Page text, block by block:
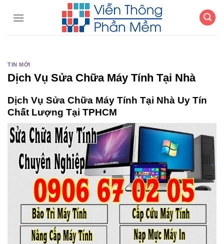
TIN MỚI
Dịch Vụ Sửa Chữa Máy Tính Tại Nhà
Dịch Vụ Sửa Chữa Máy Tính Tại Nhà Uy Tín
Chất Lượng Tại TPHCM